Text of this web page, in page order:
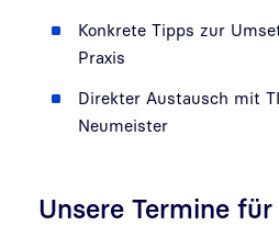
Konkrete Tipps zur
Praxis
Direkter Austausch mit
Neumeister
Unsere Termine